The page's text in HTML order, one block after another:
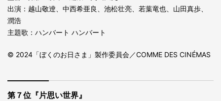
出演：越山敬逹、中西希亜良、池松壮亮、若葉竜也、山田真歩、
潤浩
主題歌：ハンバート ハンバート
© 2024「ぼくのお⽇さま」製作委員会／COMME DES CINÉMAS
第７位『片思い世界』